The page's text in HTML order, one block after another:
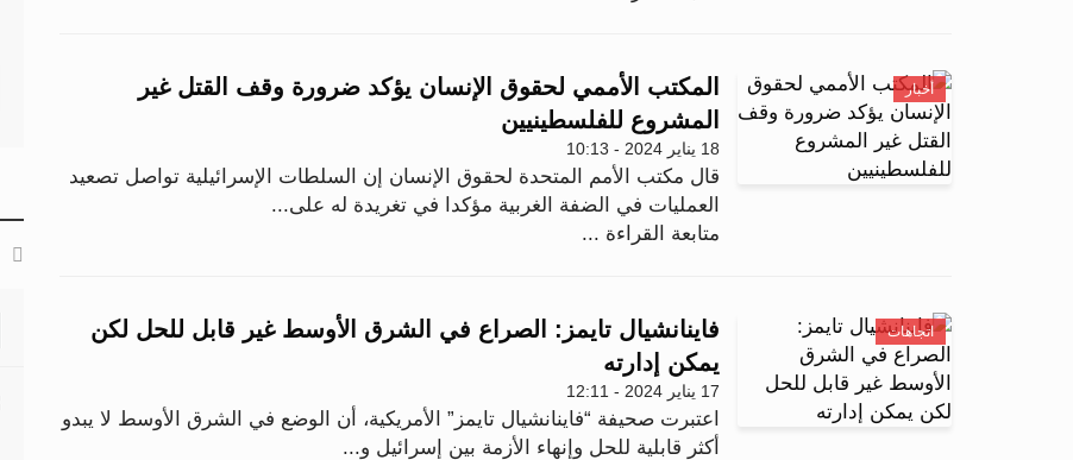
أخبار
المكتب الأممي لحقوق الإنسان يؤكد ضرورة وقف القتل غير
المشروع للفلسطينيين
18 يناير 2024 - 10:13
قال مكتب الأمم المتحدة لحقوق الإنسان إن السلطات الإسرائيلية تواصل تصعيد
العمليات في الضفة الغربية مؤكدا في تغريدة له على...
متابعة القراءة ...
اتجاهات
فاينانشيال تايمز: الصراع في الشرق الأوسط غير قابل للحل لكن
يمكن إدارته
17 يناير 2024 - 12:11
اعتبرت صحيفة “فاينانشيال تايمز” الأمريكية، أن الوضع في الشرق الأوسط لا يبدو
أكثر قابلية للحل وإنهاء الأزمة بين إسرائيل و...